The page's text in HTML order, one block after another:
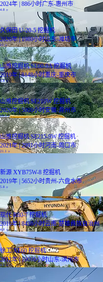
2024年 | 886小时广东-惠州市
4.8
久保田 U-20-5 挖掘机
2020年 | 1980小时山东-潍坊市
11万
山推挖掘机 SE60-9A 挖掘机
2019年 | 8148小时重庆-重庆市
3.8万
山推挖掘机 SE210W 挖掘机
2020年 | 5000小时安徽-滁州市
19.5万
山推挖掘机 SE215-9W 挖掘机
2021年 | 2991小时河南-周口市
21.1 万
新源 XYB75W-8 挖掘机
2019年 | 5652小时贵州-六盘水市
5.8 万
现代 R80-7 挖掘机
2010年 | 8438小时云南-楚雄彝族自治州
4.8 万
徐工 XE60 挖掘机
2012年 | 10000小时山东-滨州市
3.5万